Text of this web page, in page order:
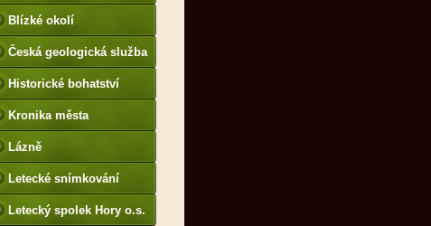
http://www.gda.bayern.de
Blízké okolí
Česká geologická služba
Historické bohatství
Kronika města
http://www.portafontium.
Lázně
Letecké snímkování
Letecký spolek Hory o.s.